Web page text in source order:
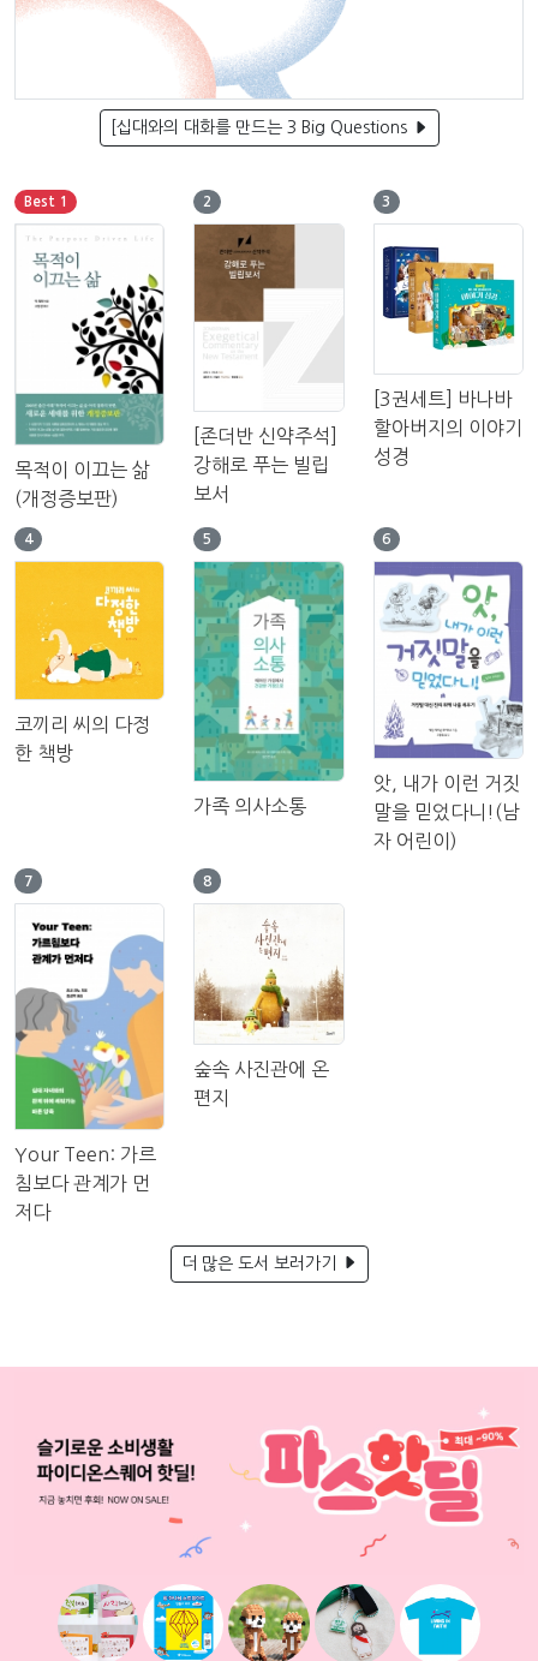
[십대와의 대화를 만드는 3 Big Questions
Best 1
목적이 이끄는 삶
(개정증보판)
2
[존더반 신약주석]
강해로 푸는 빌립
보서
3
[3권세트] 바나바
할아버지의 이야기
성경
4
코끼리 씨의 다정
한 책방
5
가족 의사소통
6
앗, 내가 이런 거짓
말을 믿었다니!(남
자 어린이)
7
Your Teen: 가르
침보다 관계가 먼
저다
8
숲속 사진관에 온
편지
더 많은 도서 보러가기